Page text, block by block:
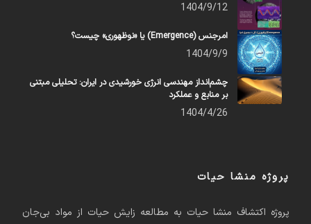
1404/9/12
امرجنس (Emergence) یا «نوظهوری» چیست؟
1404/9/9
چشم‌انداز مهندسی انرژی خورشیدی در ایران: تحلیلی مبتنی
بر منابع و عملکرد
1404/4/26
پروژه منشا حیات
پروژه اکتشاف منشا حیات به مطالعه زایش حیات از مواد بی‌جان